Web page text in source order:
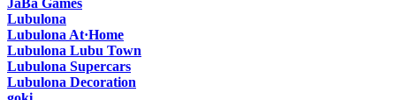
JaBa Games
Lubulona
Lubulona At·Home
Lubulona Lubu Town
Lubulona Supercars
Lubulona Decoration